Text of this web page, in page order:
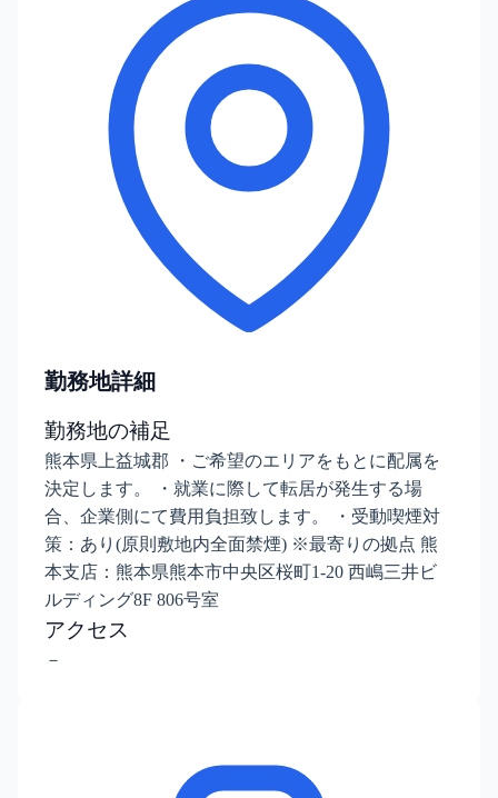
勤務地詳細
勤務地の補足
熊本県上益城郡 ・ご希望のエリアをもとに配属を
決定します。 ・就業に際して転居が発生する場
合、企業側にて費用負担致します。 ・受動喫煙対
策：あり(原則敷地内全面禁煙) ※最寄りの拠点 熊
本支店：熊本県熊本市中央区桜町1-20 西嶋三井ビ
ルディング8F 806号室
アクセス
－